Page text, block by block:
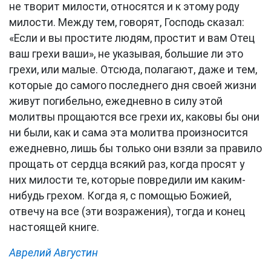
не творит милости, относятся и к этому роду
милости. Между тем, говорят, Господь сказал:
«Если и вы простите людям, простит и вам Отец
ваш грехи ваши», не указывая, большие ли это
грехи, или малые. Отсюда, полагают, даже и тем,
которые до самого последнего дня своей жизни
живут погибельно, ежедневно в силу этой
молитвы прощаются все грехи их, каковы бы они
ни были, как и сама эта молитва произносится
ежедневно, лишь бы только они взяли за правило
прощать от сердца всякий раз, когда просят у
них милости те, которые повредили им каким-
нибудь грехом. Когда я, с помощью Божией,
отвечу на все (эти возражения), тогда и конец
настоящей книге.
Аврелий Августин